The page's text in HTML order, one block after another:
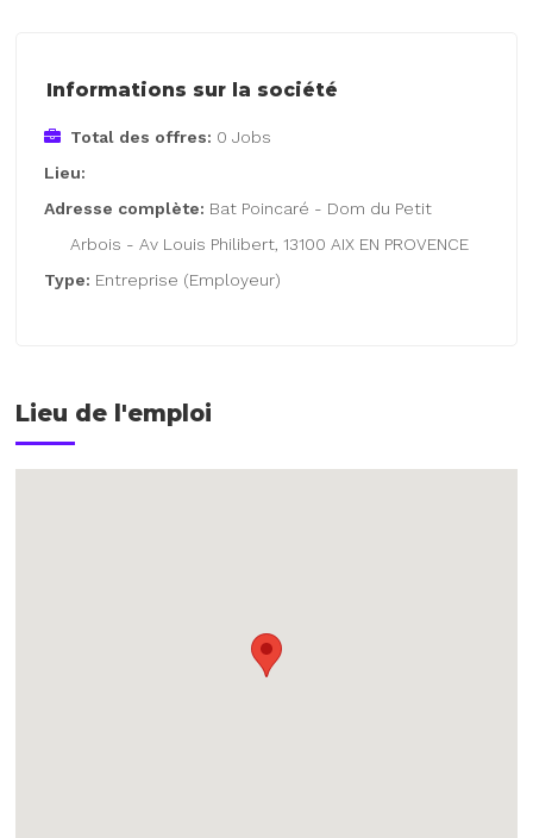
Informations sur la société
Total des offres: 0 Jobs
Lieu:
Adresse complète: Bat Poincaré - Dom du Petit
Arbois - Av Louis Philibert, 13100 AIX EN PROVENCE
Type: Entreprise (Employeur)
Lieu de l'emploi